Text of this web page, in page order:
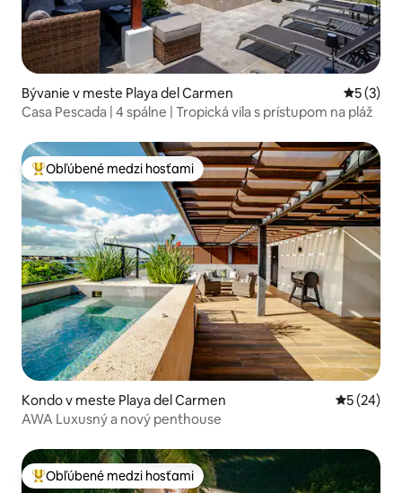
Bývanie v meste Playa del Carmen
5 (3)
Casa Pescada | 4 spálne | Tropická vila s prístupom na pláž
Najobľúbenejšie medzi hosťami
Obľúbené medzi hosťami
Kondo v meste Playa del Carmen
5 (24)
AWA Luxusný a nový penthouse
Najobľúbenejšie medzi hosťami
Obľúbené medzi hosťami